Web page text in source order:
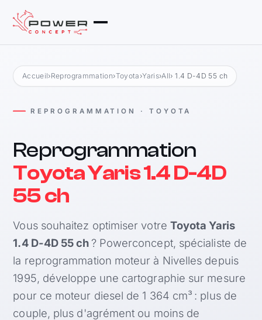
Accueil›Reprogrammation›Toyota ›Yaris›All› 1.4 D-4D 55 ch
REPROGRAMMATION · TOYOTA
Reprogrammation
Toyota Yaris 1.4 D-4D
55 ch
Vous souhaitez optimiser votre Toyota Yaris
1.4 D-4D 55 ch? Powerconcept, spécialiste de
la reprogrammation moteur à Nivelles depuis
1995, développe une cartographie sur mesure
pour ce moteur diesel de 1 364 cm³ : plus de
couple, plus d'agrément ou moins de